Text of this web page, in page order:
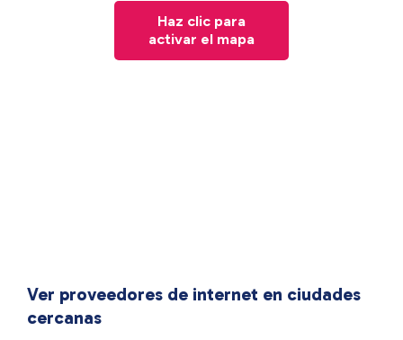
Haz clic para
activar el mapa
Ver proveedores de internet en ciudades
cercanas